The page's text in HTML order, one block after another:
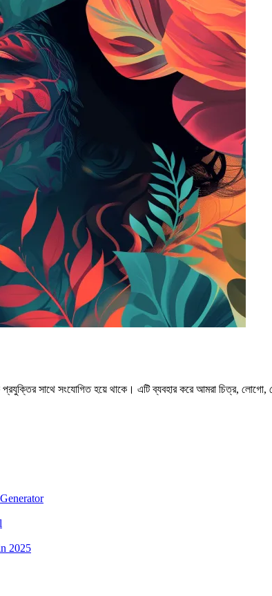
সাথে সংযোগিত হয়ে থাকে। এটি ব্যবহার করে আমরা চিত্র, লোগো,
2025